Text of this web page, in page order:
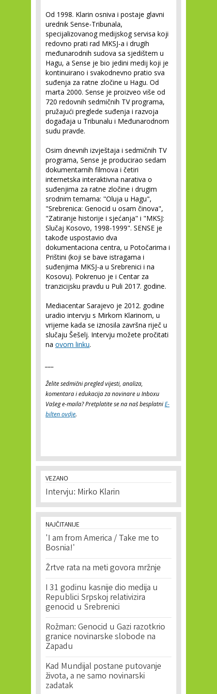
Od 1998. Klarin osniva i postaje glavni
urednik Sense-Tribunala,
specijalizovanog medijskog servisa koji
redovno prati rad MKSJ-a i drugih
međunarodnih sudova sa sjedištem u
Hagu, a Sense je bio jedini medij koji je
kontinuirano i svakodnevno pratio sva
suđenja za ratne zločine u Hagu. Od
marta 2000. Sense je proizveo više od
720 redovnih sedmičnih TV programa,
pružajući preglede suđenja i razvoja
događaja u Tribunalu i Međunarodnom
sudu pravde.
Osim dnevnih izvještaja i sedmičnih TV
programa, Sense je producirao sedam
dokumentarnih filmova i četiri
internetska interaktivna narativa o
suđenjima za ratne zločine i drugim
srodnim temama: "Oluja u Hagu",
"Srebrenica: Genocid u osam činova",
"Zatiranje historije i sjećanja" i "MKSJ:
Slučaj Kosovo, 1998-1999". SENSE je
takođe uspostavio dva
dokumentaciona centra, u Potočarima i
Prištini (koji se bave istragama i
suđenjima MKSJ-a u Srebrenici i na
Kosovu). Pokrenuo je i Centar za
tranzicijsku pravdu u Puli 2017. godine.
Mediacentar Sarajevo je 2012. godine
uradio intervju s Mirkom Klarinom, u
vrijeme kada se iznosila završna riječ u
slučaju Šešelj. Intervju možete pročitati
na ovom linku.
Želite sedmični pregled vijesti, analiza,
komentara i edukacija za novinare u Inboxu
Vašeg e-maila? Pretplatite se na naš besplatniE-
bilten ovdje.
VEZANO
Intervju: Mirko Klarin
NAJČITANIJE
'I am from America / Take me to
Bosnia!'
Žrtve rata na meti govora mržnje
I 31 godinu kasnije dio medija u
Republici Srpskoj relativizira
genocid u Srebrenici
Rožman: Genocid u Gazi razotkrio
granice novinarske slobode na
Zapadu
Kad Mundijal postane putovanje
života, a ne samo novinarski
zadatak